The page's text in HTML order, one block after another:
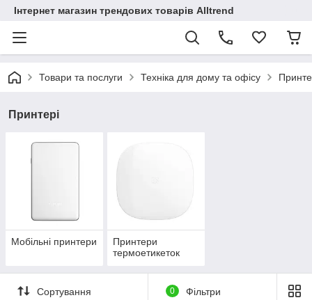
Інтернет магазин трендових товарів Alltrend
Товари та послуги Техніка для дому та офісу
Принтері
Мобільні принтери
Принтери
термоетикеток
Сортування 0 Фільтри